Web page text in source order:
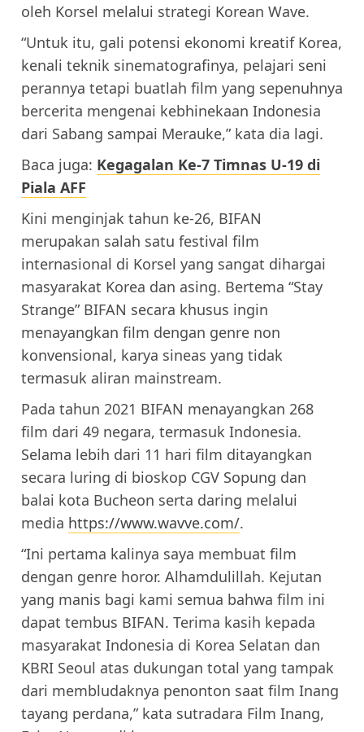
oleh Korsel melalui strategi Korean Wave.
“Untuk itu, gali potensi ekonomi kreatif Korea,
kenali teknik sinematografinya, pelajari seni
perannya tetapi buatlah film yang sepenuhnya
bercerita mengenai kebhinekaan Indonesia
dari Sabang sampai Merauke,” kata dia lagi.
Baca juga: Kegagalan Ke-7 Timnas U-19 di
Piala AFF
Kini menginjak tahun ke-26, BIFAN
merupakan salah satu festival film
internasional di Korsel yang sangat dihargai
masyarakat Korea dan asing. Bertema “Stay
Strange” BIFAN secara khusus ingin
menayangkan film dengan genre non
konvensional, karya sineas yang tidak
termasuk aliran mainstream.
Pada tahun 2021 BIFAN menayangkan 268
film dari 49 negara, termasuk Indonesia.
Selama lebih dari 11 hari film ditayangkan
secara luring di bioskop CGV Sopung dan
balai kota Bucheon serta daring melalui
media https://www.wavve.com/.
“Ini pertama kalinya saya membuat film
dengan genre horor. Alhamdulillah. Kejutan
yang manis bagi kami semua bahwa film ini
dapat tembus BIFAN. Terima kasih kepada
masyarakat Indonesia di Korea Selatan dan
KBRI Seoul atas dukungan total yang tampak
dari membludaknya penonton saat film Inang
tayang perdana,” kata sutradara Film Inang,